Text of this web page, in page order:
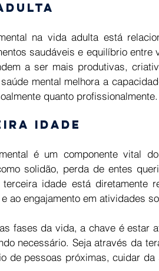
na vida adulta está
saudáveis e equilíbrio
a ser mais produtivas,
mental melhora a
quanto
idade
é um componente vital
solidão, perda de entes
terceira idade está diretamente
ao engajamento em atividades
fases da vida, a chave é estar
necessário. Seja através da
de pessoas próximas, cuidar